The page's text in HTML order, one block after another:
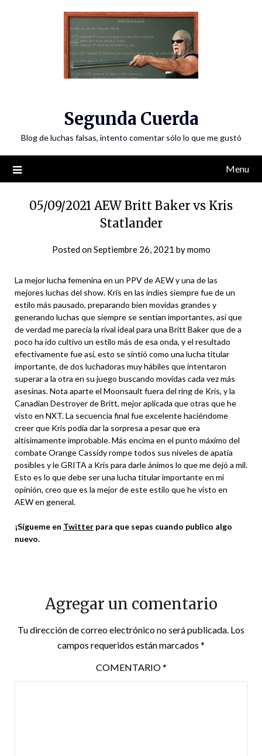
Segunda Cuerda
Blog de luchas falsas, intento comentar sólo lo que me gustó
Menu
05/09/2021 AEW Britt Baker vs Kris
Statlander
Posted onSeptiembre 26, 2021 bymomo
La mejor lucha femenina en un PPV de AEW y una de las
mejores luchas del show. Kris en las indies siempre fue de un
estilo más pausado, preparando bien movidas grandes y
generando luchas que siempre se sentían importantes, así que
de verdad me parecía la rival ideal para una Britt Baker que de a
poco ha ido cultivo un estilo más de esa onda, y el resultado
efectivamente fue así, esto se sintió como una lucha titular
importante, de dos luchadoras muy hábiles que intentaron
superar a la otra en su juego buscando movidas cada vez más
asesinas. Nota aparte el Moonsault fuera del ring de Kris, y la
Canadian Destroyer de Britt, mejor aplicada que otras que he
visto en NXT. La secuencia final fue excelente haciéndome
creer que Kris podía dar la sorpresa a pesar que era
altísimamente improbable. Más encima en el punto máximo del
combate Orange Cassidy rompe todos sus niveles de apatía
posibles y le GRITA a Kris para darle ánimos lo que me dejó a mil.
Esto es lo que debe ser una lucha titular importante en mi
opinión, creo que es la mejor de este estilo que he visto en
AEW en general.
¡Sígueme en Twitter para que sepas cuando publico algo
nuevo.
Agregar un comentario
Tu dirección de correo electrónico no será publicada. Los
campos requeridos están marcados *
COMENTARIO*